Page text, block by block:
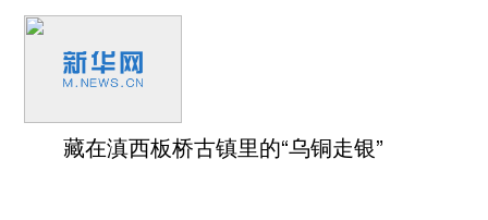
藏在滇西板桥古镇里的“乌铜走银”